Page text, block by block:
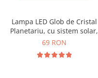
Lampa LED Glob de Cristal
Planetariu, cu sistem solar,
cadou captivant
69 RON